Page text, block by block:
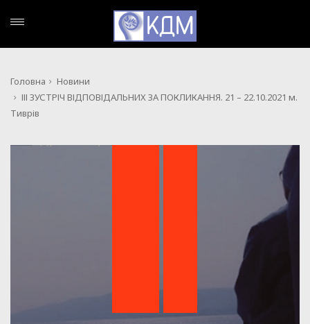
Головна
Новини
ІІІ ЗУСТРІЧ ВІДПОВІДАЛЬНИХ ЗА ПОКЛИКАННЯ. 21 – 22.10.2021 м.
Тиврів